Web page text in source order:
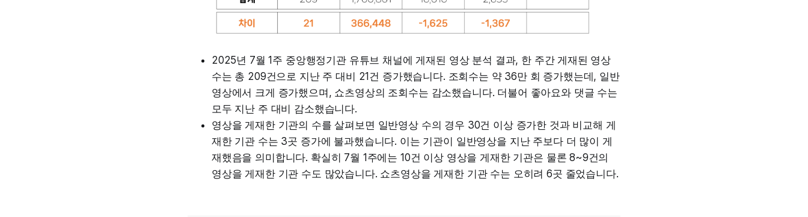
2025년 7월 1주 중앙행정기관 유튜브 채널에 게재된 영상 분석 결과, 한 주간 게재된 영상
수는 총 209건으로 지난 주 대비 21건 증가했습니다. 조회수는 약 36만 회 증가했는데, 일반
영상에서 크게 증가했으며, 쇼츠영상의 조회수는 감소했습니다. 더불어 좋아요와 댓글 수는
모두 지난 주 대비 감소했습니다.
영상을 게재한 기관의 수를 살펴보면 일반영상 수의 경우 30건 이상 증가한 것과 비교해 게
재한 기관 수는 3곳 증가에 불과했습니다. 이는 기관이 일반영상을 지난 주보다 더 많이 게
재했음을 의미합니다. 확실히 7월 1주에는 10건 이상 영상을 게재한 기관은 물론 8~9건의
영상을 게재한 기관 수도 많았습니다. 쇼츠영상을 게재한 기관 수는 오히려 6곳 줄었습니다.